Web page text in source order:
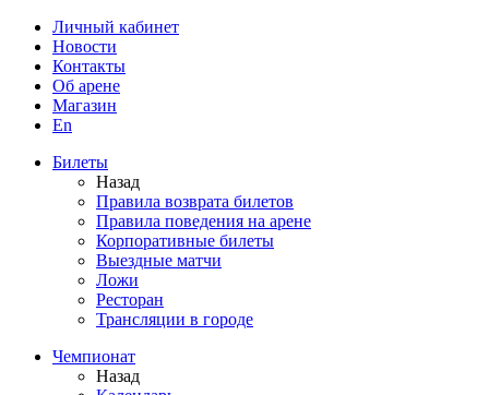
Личный кабинет
Новости
Контакты
Об арене
Магазин
En
Билеты
Назад
Правила возврата билетов
Правила поведения на арене
Корпоративные билеты
Выездные матчи
Ложи
Ресторан
Трансляции в городе
Чемпионат
Назад